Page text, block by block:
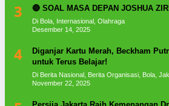
3 🔴 SOAL MASA DEPAN JOSHUA
Di Bola, Internasional, Olahraga
Desember 14, 2025
4
Diganjar Kartu Merah, Beckham
untuk Terus Belajar!
Di Berita Nasional, Berita Organisasi, Bola,
November 22, 2025